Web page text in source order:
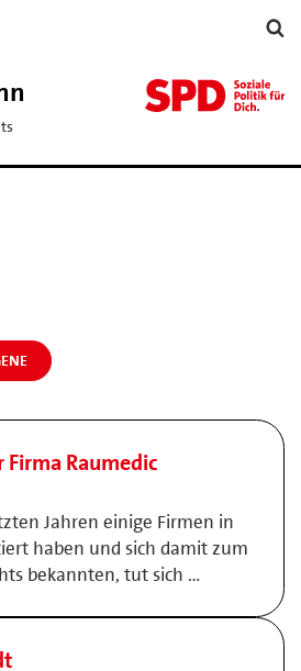
Raumedic
Jahren einige Firmen in
haben und sich damit zum
bekannten, tut sich …